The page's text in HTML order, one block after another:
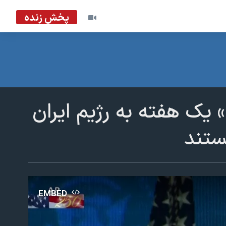
پخش زنده
هفته به رژیم ایران
EMBED